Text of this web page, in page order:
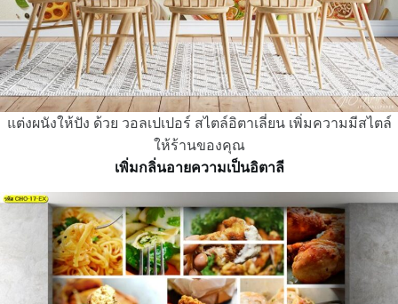
แต่งผนังให้ปัง ด้วย วอลเปเปอร์ สไตล์อิตาเลี่ยน เพิ่มความมีสไตล์
ให้ร้านของคุณ
เพิ่มกลิ่นอายความเป็นอิตาลี